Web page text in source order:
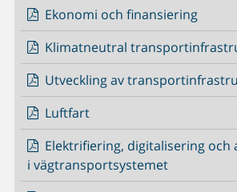
Ekonomi och finansiering
Klimatneutral
Utveckling av
Luftfart
Elektrifiering, digitalisering
i vägtransportsystemet